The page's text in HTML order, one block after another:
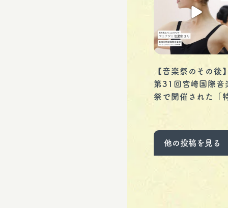
【音楽祭のその後
第31回宮崎国際音
祭で開催された「
他の投稿を見る